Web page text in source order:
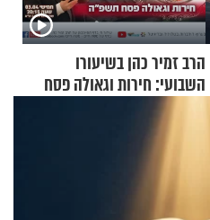
הרב זמיר כהן בשיעורו
השבועי: חירות וגאולה פסח
תשפ"ה